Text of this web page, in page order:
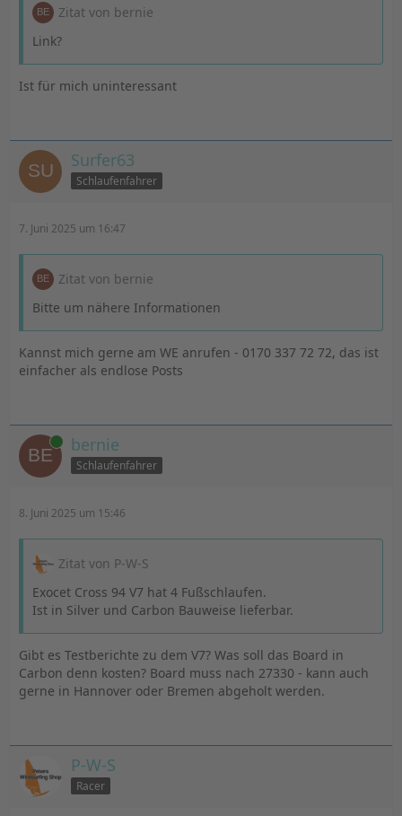
Zitat von bernie
Link?
Ist für mich uninteressant
Surfer63
Schlaufenfahrer
7. Juni 2025 um 16:47
Zitat von bernie
Bitte um nähere Informationen
Kannst mich gerne am WE anrufen - 0170 337 72 72, das ist
einfacher als endlose Posts
Online bernie
Schlaufenfahrer
8. Juni 2025 um 15:46
Zitat von P-W-S
Exocet Cross 94 V7 hat 4 Fußschlaufen.
Ist in Silver und Carbon Bauweise lieferbar.
Gibt es Testberichte zu dem V7? Was soll das Board in
Carbon denn kosten? Board muss nach 27330 - kann auch
gerne in Hannover oder Bremen abgeholt werden.
P-W-S
Racer